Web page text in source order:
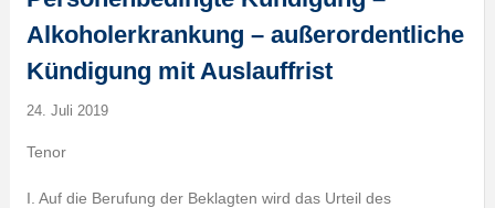
Alkoholerkrankung – außerordentliche
Kündigung mit Auslauffrist
24. Juli 2019
Tenor
I. Auf die Berufung der Beklagten wird das Urteil des